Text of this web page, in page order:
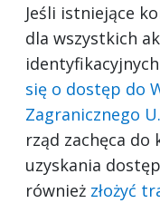
Jeśli istniejące
dla wszystkich
się o dostęp do
Zagranicznego
rząd zachęca do
uzyskania
również złożyć